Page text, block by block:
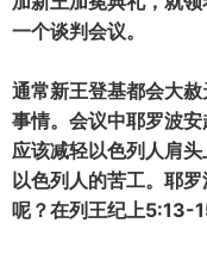
一个谈判会议。
通常新王登基都会大
事情。会议中耶罗波
应该减轻以色列人肩
以色列人的苦工。耶
呢？在列王纪上5:13-